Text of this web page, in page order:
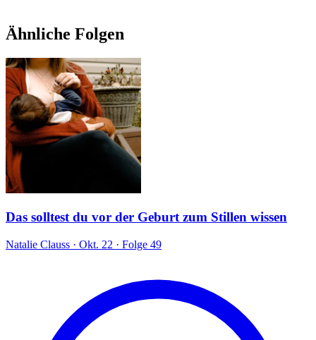
Ähnliche Folgen
Das solltest du vor der Geburt zum Stillen wissen
Natalie Clauss · Okt. 22 · Folge 49